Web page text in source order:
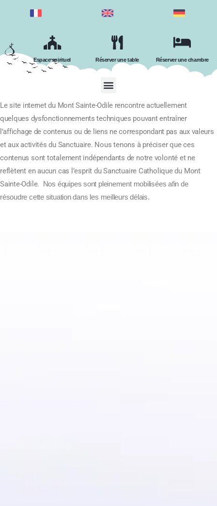
Espace spirituel Réserver une table Réserver une chambre
Le site internet du Mont Sainte-Odile rencontre actuellement
quelques dysfonctionnements techniques pouvant entraîner
l’affichage de contenus ou de liens ne correspondant pas aux valeurs
et aux activités du Sanctuaire. Nous tenons à préciser que ces
contenus sont totalement indépendants de notre volonté et ne
reflètent en aucun cas l’esprit du Sanctuaire Catholique du Mont
Sainte-Odile.
Nos équipes sont pleinement mobilisées afin de
résoudre cette situation dans les meilleurs délais.